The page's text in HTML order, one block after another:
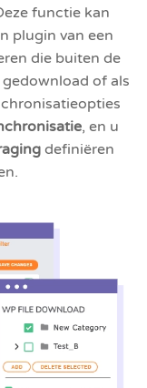
functie kan
plugin van een
die buiten de
of als
, en u
definiëren